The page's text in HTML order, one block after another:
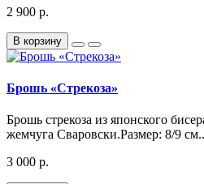
2 900 р.
В корзину
Брошь «Стрекоза»
Брошь стрекоза из японского
жемчуга Сваровски.Размер: 8/9 см..
3 000 р.